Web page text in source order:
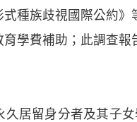
種族歧視國際公約
學費補助；此調查
久居留身分者及其子